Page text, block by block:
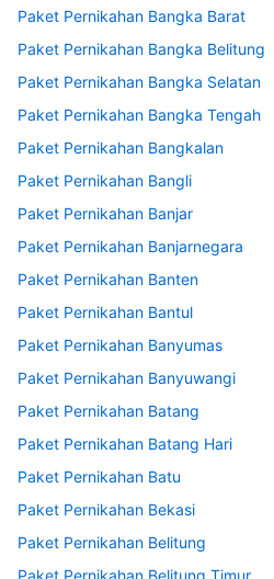
Paket Pernikahan Bangka Barat
Paket Pernikahan Bangka Belitung
Paket Pernikahan Bangka Selatan
Paket Pernikahan Bangka Tengah
Paket Pernikahan Bangkalan
Paket Pernikahan Bangli
Paket Pernikahan Banjar
Paket Pernikahan Banjarnegara
Paket Pernikahan Banten
Paket Pernikahan Bantul
Paket Pernikahan Banyumas
Paket Pernikahan Banyuwangi
Paket Pernikahan Batang
Paket Pernikahan Batang Hari
Paket Pernikahan Batu
Paket Pernikahan Bekasi
Paket Pernikahan Belitung